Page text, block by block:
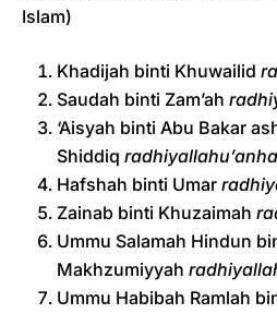
Islam)
Khadijah binti Khuwailid
Saudah binti Zam’ah
‘Aisyah binti Abu Bakar
Shiddiq radhiyallahu’anha
Hafshah binti Umar
Zainab binti Khuzaimah
Ummu Salamah Hindun
Makhzumiyyah
Ummu Habibah Ramlah